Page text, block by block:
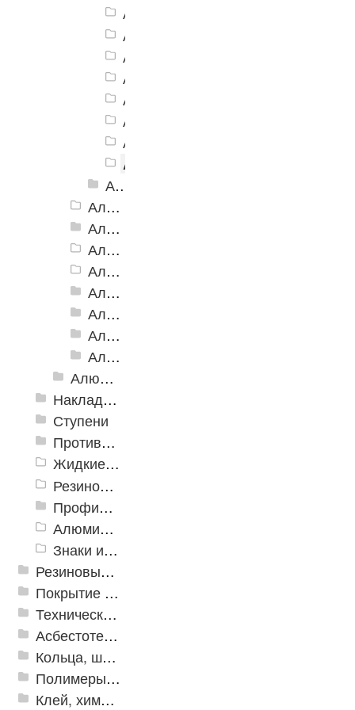
Алюминиевая Полоса АП-40
Алюминиевая Полоса АП-40
Алюминиевая Полоса АП-40
Алюминиевая Полоса АП-40
Алюминиевая Полоса АП-40
Алюминиевая Полоса АП-40
Алюминиевая Полоса АП-40
Алюминиевая Полоса АП-40
Алюминиевая Полоса с резиновой вставкой АП-40 Анадированные
Алюминиевая Полоса с резиновой вставкой АП-42 Евро, 2500мм
Алюминиевая Полоса с резиновой вставкой АП-46
Алюминиевая Полоса АП-46 (с клеевой основой)
Алюминиевая полоса с двумя резиновыми вставками АП-72
Алюминиевая Полоса с двумя резиновыми вставками АП-70
Алюминиевая Полоса с двумя резиновыми вставками АП-86 Премиум
Алюминиевая Полоса с тремя резиновыми вставками АП-100
Алюминиевая Полоса с пятью резиновыми вставками АП-162
Алюминиевый угол-порог с резиновой вставкой
Накладки противоскользящие резиновые
Ступени
Противоскользящие ленты
Жидкие противоскользящие средства
Резиновый профиль с алюминиевой вставкой «NoSlip»
Профили закладные
Алюминиевый профиль для ленты
Знаки из полистирола для разметки пола
Резиновые и ПВХ дорожки
Покрытие из резиновой крошки
Техническая резина
Асбестотехнические и теплоизоляционные материалы
Кольца, шайбы, манжеты
Полимеры и пластики
Клей, химия, сопутствующие товары